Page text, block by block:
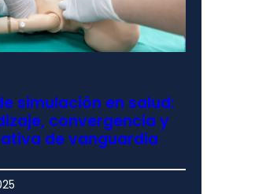
simulación en salud:
convergencia y
de vanguardia